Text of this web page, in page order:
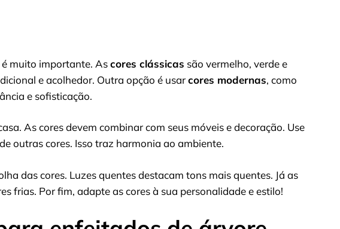
é muito importante. Ascores clássicas são vermelho, verde e
e acolhedor. Outra opção é usarcores modernas, como
e sofisticação.
As cores devem combinar com seus móveis e decoração. Use
outras cores. Isso traz harmonia ao ambiente.
das cores. Luzes quentes destacam tons mais quentes. Já as
frias. Por fim, adapte as cores à sua personalidade e estilo!